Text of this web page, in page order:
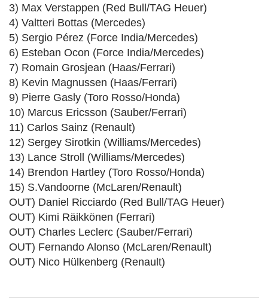
3) Max Verstappen (Red Bull/TAG Heuer)
4) Valtteri Bottas (Mercedes)
5) Sergio Pérez (Force India/Mercedes)
6) Esteban Ocon (Force India/Mercedes)
7) Romain Grosjean (Haas/Ferrari)
8) Kevin Magnussen (Haas/Ferrari)
9) Pierre Gasly (Toro Rosso/Honda)
10) Marcus Ericsson (Sauber/Ferrari)
11) Carlos Sainz (Renault)
12) Sergey Sirotkin (Williams/Mercedes)
13) Lance Stroll (Williams/Mercedes)
14) Brendon Hartley (Toro Rosso/Honda)
15) S.Vandoorne (McLaren/Renault)
OUT) Daniel Ricciardo (Red Bull/TAG Heuer)
OUT) Kimi Räikkönen (Ferrari)
OUT) Charles Leclerc (Sauber/Ferrari)
OUT) Fernando Alonso (McLaren/Renault)
OUT) Nico Hülkenberg (Renault)